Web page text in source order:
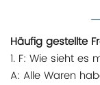
Häufig gestellte
1. F: Wie sieht es
A: Alle Waren